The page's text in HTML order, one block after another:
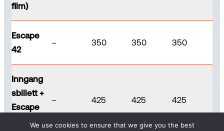
film)
Escape
42
– 350 350 350
Inngang
sbillett +
Escape
– 425 425 425
We use cookies to ensure that we give you the best